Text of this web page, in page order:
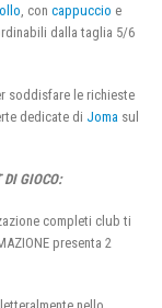
, con cappuccio e
dalla taglia 5/6
soddisfare le richieste
dedicate di Joma sul
DI GIOCO:
completi club ti
presenta 2